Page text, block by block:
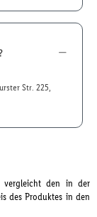
Str. 225,
vergleicht den in der
des Produktes in den